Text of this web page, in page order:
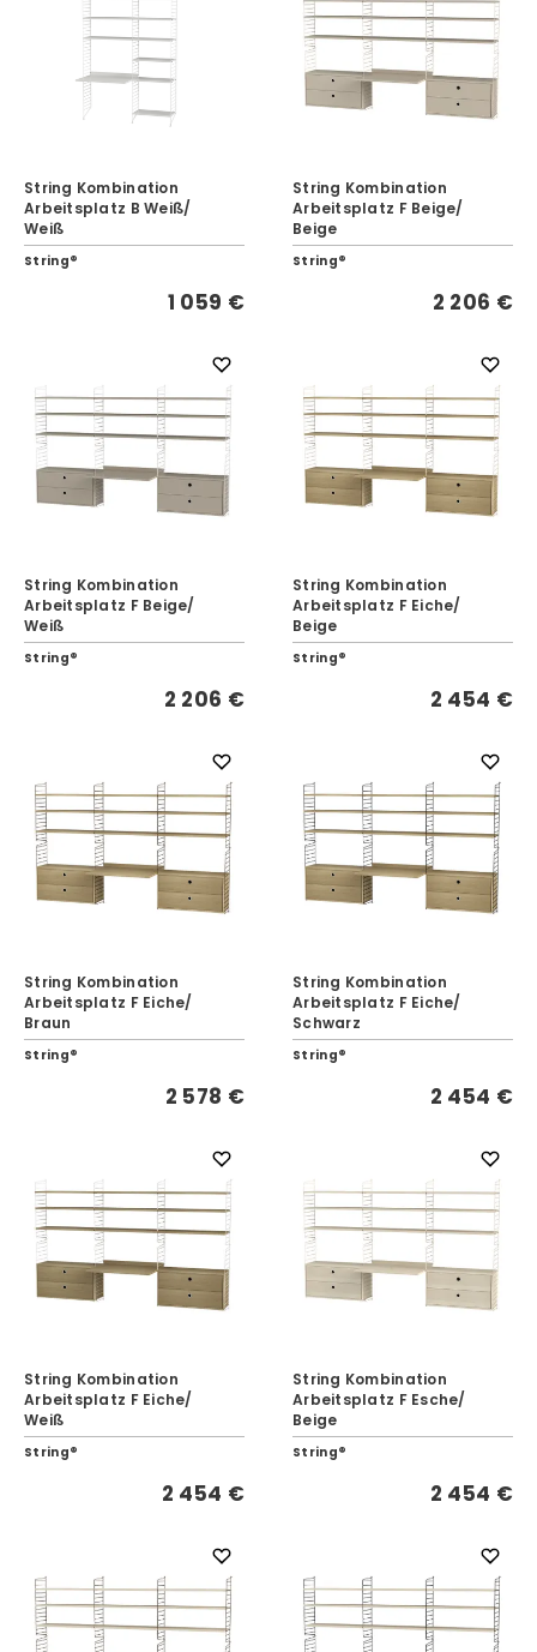
String Kombination
Arbeitsplatz B Weiß/
Weiß
String®
1 059 €
String Kombination
Arbeitsplatz F Beige/
Beige
String®
2 206 €
String Kombination
Arbeitsplatz F Beige/
Weiß
String®
2 206 €
String Kombination
Arbeitsplatz F Eiche/
Beige
String®
2 454 €
String Kombination
Arbeitsplatz F Eiche/
Braun
String®
2 578 €
String Kombination
Arbeitsplatz F Eiche/
Schwarz
String®
2 454 €
String Kombination
Arbeitsplatz F Eiche/
Weiß
String®
2 454 €
String Kombination
Arbeitsplatz F Esche/
Beige
String®
2 454 €